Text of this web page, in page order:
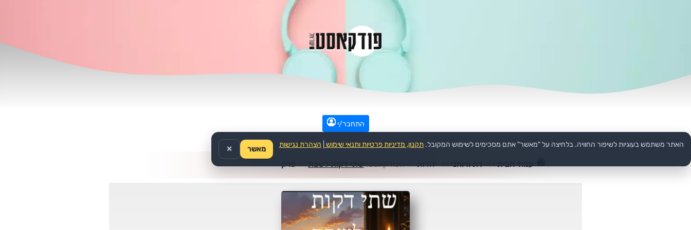
התחבר/י
עמוד הבית >> דת ורוחני >> יהדות >>הפודקאסט: שתי דקות לשבת >>פרק
האתר משתמש בעוגיות לשיפור החוויה. בלחיצה על "מאשר" אתם מסכימים לשימוש המקובל. תקנון, מדיניות פרטיות ותנאי שימוש הצהרת נגישות
מאשר ✕